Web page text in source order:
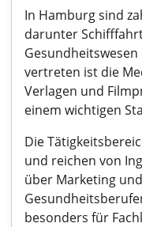
In Hamburg sind
darunter
vertreten ist die
Verlagen und
einem wichtigen
Die
und reichen von
über Marketing
besonders für